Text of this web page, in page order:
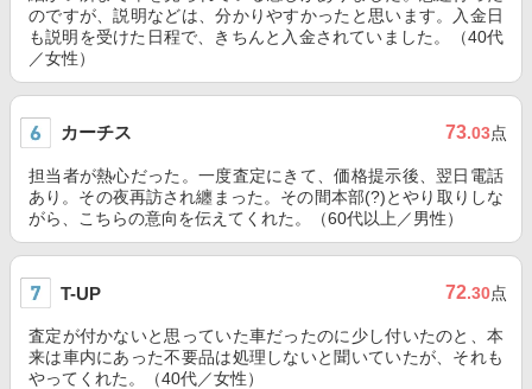
のですが、説明などは、分かりやすかったと思います。入金日
も説明を受けた日程で、きちんと入金されていました。（40代
／女性）
カーチス 73.03点
担当者が熱心だった。一度査定にきて、価格提示後、翌日電話
あり。その夜再訪され纏まった。その間本部(?)とやり取りしな
がら、こちらの意向を伝えてくれた。（60代以上／男性）
T-UP 72.30点
査定が付かないと思っていた車だったのに少し付いたのと、本
来は車内にあった不要品は処理しないと聞いていたが、それも
やってくれた。（40代／女性）